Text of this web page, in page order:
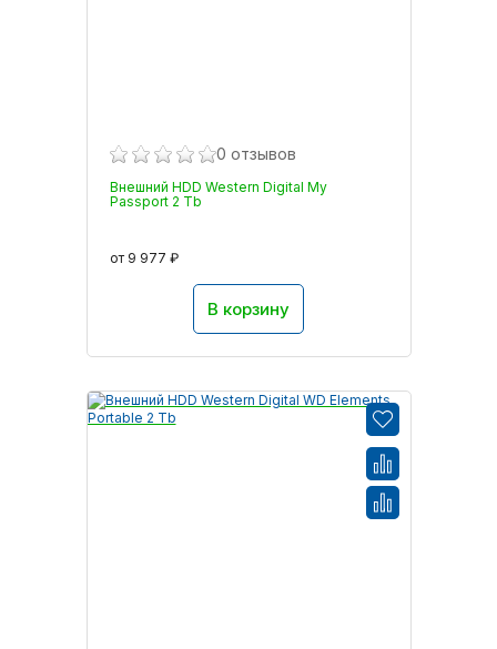
0 отзывов
Внешний HDD Western Digital My
Passport 2 Tb
от 9 977 ₽
В корзину